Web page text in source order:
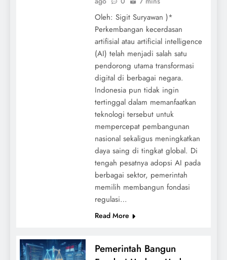
Oleh: Sigit Suryawan )*
Perkembangan kecerdasan
artifisial atau artificial intelligence
(AI) telah menjadi salah satu
pendorong utama transformasi
digital di berbagai negara.
Indonesia pun tidak ingin
tertinggal dalam memanfaatkan
teknologi tersebut untuk
mempercepat pembangunan
nasional sekaligus meningkatkan
daya saing di tingkat global. Di
tengah pesatnya adopsi AI pada
berbagai sektor, pemerintah
memilih membangun fondasi
regulasi…
Read More
Pemerintah Bangun